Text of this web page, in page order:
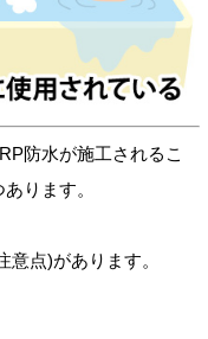
防水が施工されるこ
ります。
点)があります。